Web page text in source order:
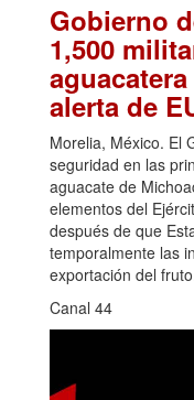
Gobierno
1,500
alerta de
Morelia, México. El
seguridad en las
aguacate de
elementos del
después de que
temporalmente las
exportación del
Canal 44